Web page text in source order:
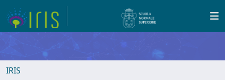
IRIS